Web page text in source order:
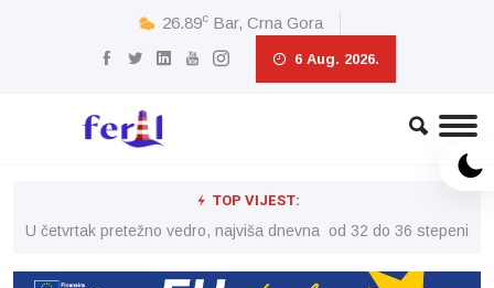
26.89c Bar, Crna Gora
6 Aug. 2026.
TOP VIJEST:
U četvrtak pretežno vedro, najviša dnevna od 32 do 36 stepeni